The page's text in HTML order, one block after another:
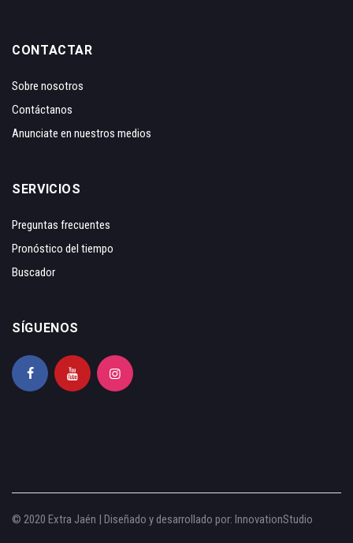
CONTACTAR
Sobre nosotros
Contáctanos
Anunciate en nuestros medios
SERVICIOS
Preguntas frecuentes
Pronóstico del tiempo
Buscador
SÍGUENOS
© 2020 Extra Jaén | Diseñado y desarrollado por: InnovationStudio